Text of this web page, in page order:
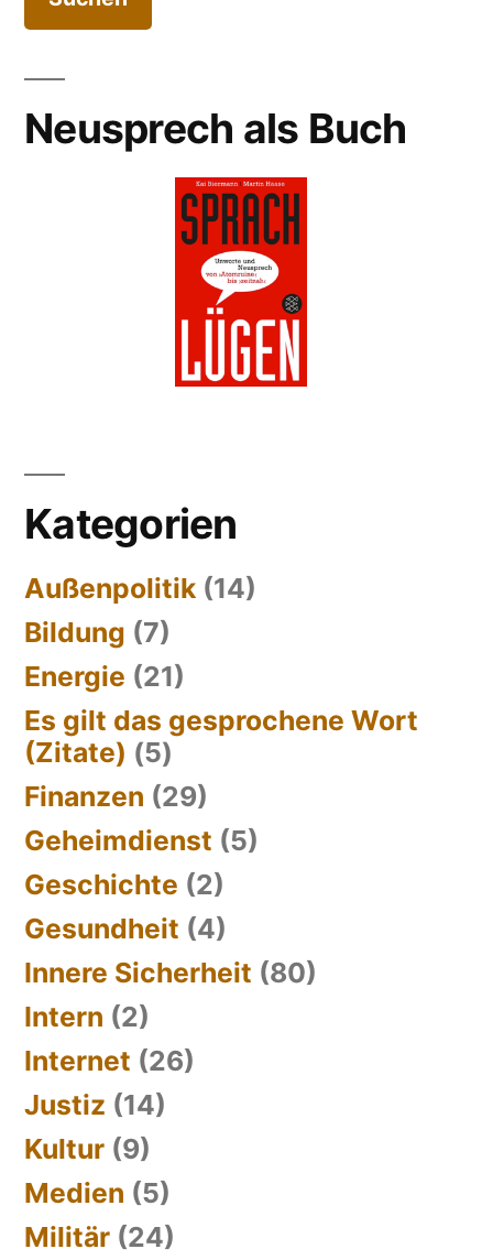
Neusprech als Buch
Kategorien
Außenpolitik (14)
Bildung (7)
Energie (21)
Es gilt das gesprochene Wort
(Zitate) (5)
Finanzen (29)
Geheimdienst (5)
Geschichte (2)
Gesundheit (4)
Innere Sicherheit (80)
Intern (2)
Internet (26)
Justiz (14)
Kultur (9)
Medien (5)
Militär (24)